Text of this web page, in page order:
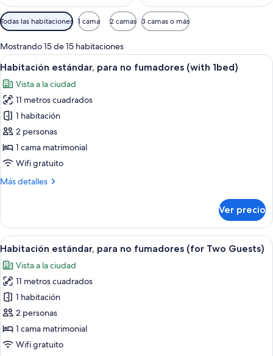
Filtros
disponibles
para
las
habitaciones
Todas las habitaciones 1 cama 2 camas 3 camas o más
Mostrando 15 de 15 habitaciones
Abrir
todas
las
fotos
de
Habitación
estándar,
para
fumadores
Habitación de hotel con cama,
30
Habitación estándar, para no fumadores (with 1bed)
Vista a la ciudad
11 metros cuadrados
1 habitación
2 personas
1 cama matrimonial
Wifi gratuito
Más detalles
Más
estándar,
para
no
(with
1bed)
Ver precio
Abrir
todas
las
fotos
de
Habitación
estándar,
para
Habitación de hotel con cama,
30
Habitación estándar, para no fumadores (for Two Guests)
Vista a la ciudad
11 metros cuadrados
1 habitación
2 personas
1 cama matrimonial
Wifi gratuito